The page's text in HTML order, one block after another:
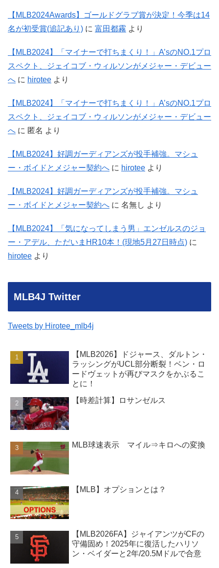
【MLB2024Awards】ゴールドグラブ賞が決定！今季は14
名が初受賞(追記あり) に 富田都霧 より
【MLB2024】「マイナーで打ちまくり！」A’sのNO.1プロ
スペクト、ジェイコブ・ウィルソンがメジャー・デビュー
へ に hirotee より
【MLB2024】「マイナーで打ちまくり！」A’sのNO.1プロ
スペクト、ジェイコブ・ウィルソンがメジャー・デビュー
へ に 匿名 より
【MLB2024】好調ガーディアンズが投手補強。マシュ
ー・ボイドとメジャー契約へ に hirotee より
【MLB2024】好調ガーディアンズが投手補強。マシュ
ー・ボイドとメジャー契約へ に 名無し より
【MLB2024】「気になってしまう男」エンゼルスのジョ
ー・アデル、ただいまHR10本！(現地5月27日時点) に
hirotee より
MLB4J Twitter
Tweets by Hirotee_mlb4j
【MLB2026】ドジャース、ダルトン・
ラッシングがUCL部分断裂！ベン・ロ
ードヴェットが再びマスクをかぶるこ
とに！
【時差計算】ロサンゼルス
MLB球速表示 マイル⇒キロへの変換
【MLB】オプションとは？
【MLB2026FA】ジャイアンツがCFの
守備固め！2025年に復活したハリソ
ン・ベイダーと2年/20.5Mドルで合意